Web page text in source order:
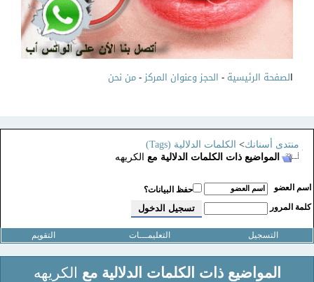
لصفحة الرئيسية-الحجز وعنوان المركز-من نحن
منتدى أسنانك>الكلمات الدلالية (Tags)
المواضيع ذات الكلمات الدلالية مع الكريهه
اسم العضو
حفظ البيانات؟
كلمة المرور
التسجيل التعليمـــات التقويم
المواضيع ذات الكلمات الدلالية مع الكريهه